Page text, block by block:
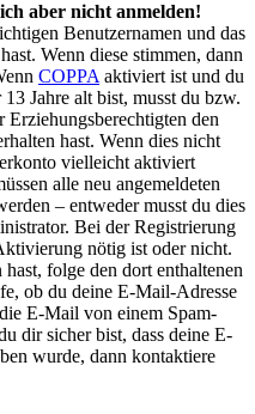
aber nicht anmelden!
Benutzernamen und das
Wenn diese stimmen, dann
COPPA aktiviert ist und du
Jahre alt bist, musst du bzw.
Erziehungsberechtigten den
hast. Wenn dies nicht
vielleicht aktiviert
alle neu angemeldeten
– entweder musst du dies
Bei der Registrierung
nötig ist oder nicht.
folge den dort enthaltenen
ob du deine E-Mail-Adresse
E-Mail von einem Spam-
dir sicher bist, dass deine E-
wurde, dann kontaktiere